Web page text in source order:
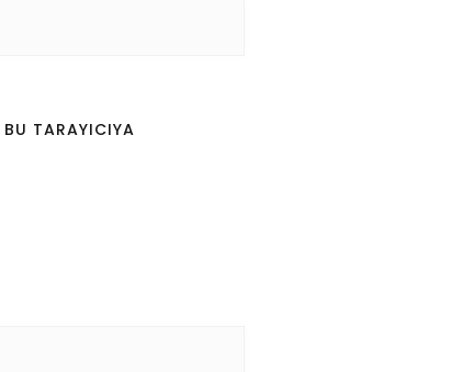
TARAYICIYA